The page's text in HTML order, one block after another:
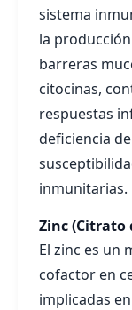
sistema
la
barreras
citocinas,
respuestas
deficiencia
inmunitarias.
Zinc (Citrato
El zinc es un
cofactor en
implicadas